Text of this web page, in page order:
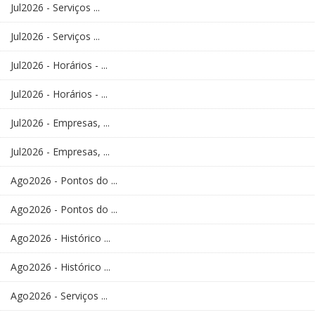
Jul2026 - Serviços ...
Jul2026 - Serviços ...
Jul2026 - Horários - ...
Jul2026 - Horários - ...
Jul2026 - Empresas, ...
Jul2026 - Empresas, ...
Ago2026 - Pontos do ...
Ago2026 - Pontos do ...
Ago2026 - Histórico ...
Ago2026 - Histórico ...
Ago2026 - Serviços ...